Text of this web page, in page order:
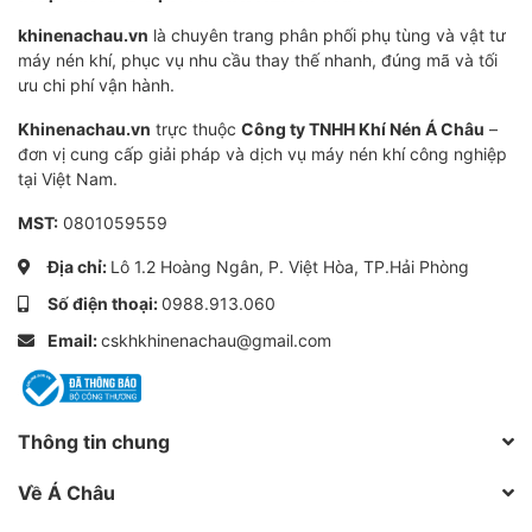
Đảm bảo phao di chuyển tự do, cảm biến mực
nước làm việc chính xác.
Tránh tình trạng xả trễ hoặc xả liên tục do kẹt
phao.
hiểu rõ cấu tạo và nguyên lý xả theo mứcđể tránh
làm hư hỏng cảm biến hoặc module điều khiển. Chỉ sử
dụngdung dịch vệ sinh phù hợp, không dùng hóa chất
ăn mòn mạnh.
Vị trí lắp đặt khuyến nghị
của máy nén khí trục vít phun dầu – nơi phát sinh
khinenachau.vn là chuyên trang phân phối phụ tùng và vật tư
máy nén khí, phục vụ nhu cầu thay thế nhanh, đúng mã và tối
ưu chi phí vận hành.
Khinenachau.vn trực thuộc Công ty TNHH Khí Nén Á Châu –
đơn vị cung cấp giải pháp và dịch vụ máy nén khí công nghiệp
tại Việt Nam.
MST: 0801059559
Địa chỉ: Lô 1.2 Hoàng Ngân, P. Việt Hòa, TP.Hải Phòng
Số điện thoại:0988.913.060
Email:cskhkhinenachau@gmail.com
Thông tin chung
Về Á Châu